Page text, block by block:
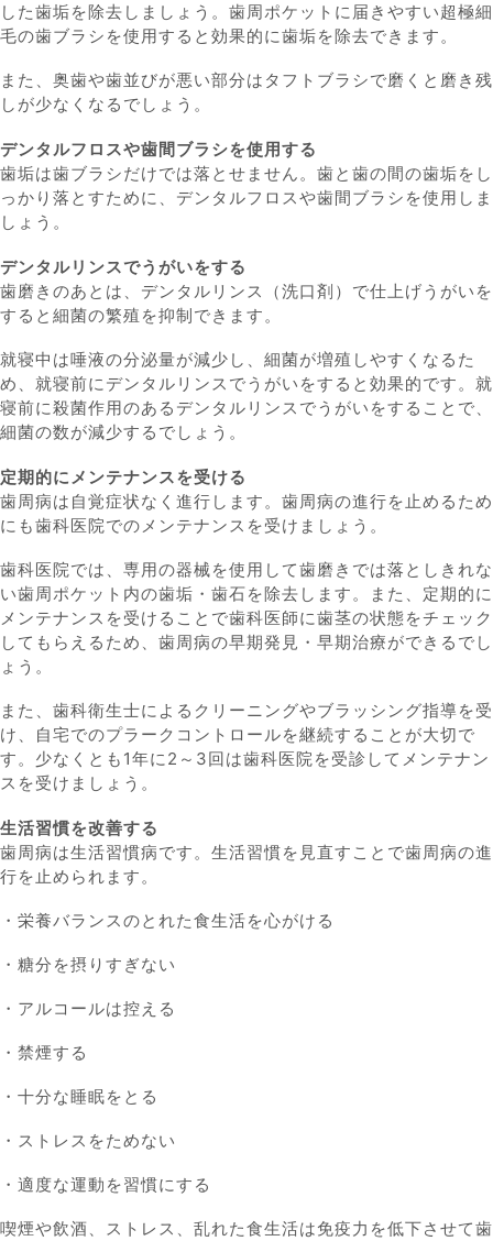
した歯垢を除去しましょう。歯周ポケットに届きやすい超極細
毛の歯ブラシを使用すると効果的に歯垢を除去できます。
また、奥歯や歯並びが悪い部分はタフトブラシで磨くと磨き残
しが少なくなるでしょう。
デンタルフロスや歯間ブラシを使用する
歯垢は歯ブラシだけでは落とせません。歯と歯の間の歯垢をし
っかり落とすために、デンタルフロスや歯間ブラシを使用しま
しょう。
デンタルリンスでうがいをする
歯磨きのあとは、デンタルリンス（洗口剤）で仕上げうがいを
すると細菌の繁殖を抑制できます。
就寝中は唾液の分泌量が減少し、細菌が増殖しやすくなるた
め、就寝前にデンタルリンスでうがいをすると効果的です。就
寝前に殺菌作用のあるデンタルリンスでうがいをすることで、
細菌の数が減少するでしょう。
定期的にメンテナンスを受ける
歯周病は自覚症状なく進行します。歯周病の進行を止めるため
にも歯科医院でのメンテナンスを受けましょう。
歯科医院では、専用の器械を使用して歯磨きでは落としきれな
い歯周ポケット内の歯垢・歯石を除去します。また、定期的に
メンテナンスを受けることで歯科医師に歯茎の状態をチェック
してもらえるため、歯周病の早期発見・早期治療ができるでし
ょう。
また、歯科衛生士によるクリーニングやブラッシング指導を受
け、自宅でのプラークコントロールを継続することが大切で
す。少なくとも1年に2～3回は歯科医院を受診してメンテナン
スを受けましょう。
生活習慣を改善する
歯周病は生活習慣病です。生活習慣を見直すことで歯周病の進
行を止められます。
・栄養バランスのとれた食生活を心がける
・糖分を摂りすぎない
・アルコールは控える
・禁煙する
・十分な睡眠をとる
・ストレスをためない
・適度な運動を習慣にする
喫煙や飲酒、ストレス、乱れた食生活は免疫力を低下させて歯